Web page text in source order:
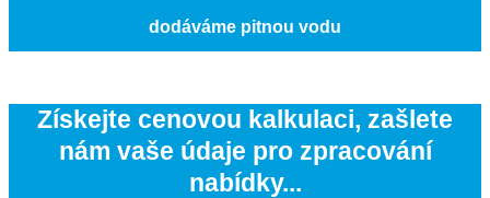
dodáváme pitnou vodu
Získejte cenovou kalkulaci, zašlete
nám vaše údaje pro zpracování
nabídky...